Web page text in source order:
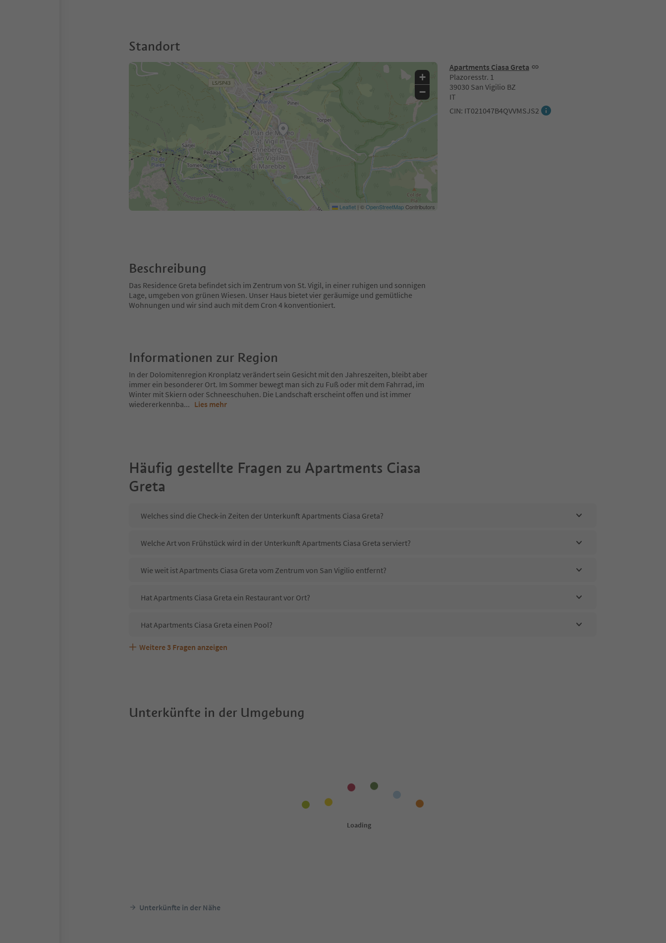
Standort
Apartments Ciasa Greta
Plazoresstr. 1
39030 San Vigilio BZ
IT
CIN: IT021047B4QVVMSJS2
+
−
Leaflet | ©OpenStreetMapContributors
Beschreibung
Das Residence Greta befindet sich im Zentrum von St. Vigil, in einer ruhigen und sonnigen
Lage, umgeben von grünen Wiesen. Unser Haus bietet vier geräumige und gemütliche
Wohnungen und wir sind auch mit dem Cron 4 konventioniert.
Informationen zur Region
In der Dolomitenregion Kronplatz verändert sein Gesicht mit den Jahreszeiten, bleibt aber
immer ein besonderer Ort. Im Sommer bewegt man sich zu Fuß oder mit dem Fahrrad, im
Winter mit Skiern oder Schneeschuhen. Die Landschaft erscheint offen und ist immer
wiedererkennba... Lies mehr
Häufig gestellte Fragen zu Apartments Ciasa
Greta
Welches sind die Check-in Zeiten der Unterkunft Apartments Ciasa Greta?
Welche Art von Frühstück wird in der Unterkunft Apartments Ciasa Greta serviert?
Wie weit ist Apartments Ciasa Greta vom Zentrum von San Vigilio entfernt?
Hat Apartments Ciasa Greta ein Restaurant vor Ort?
Hat Apartments Ciasa Greta einen Pool?
Sind Haustiere in der Unterkunft Apartments Ciasa Greta erlaubt?
Welche Services bietet Apartments Ciasa Greta?
Weitere 3 Fragen anzeigen
Unterkünfte in der Umgebung
Unterkünfte in der Nähe